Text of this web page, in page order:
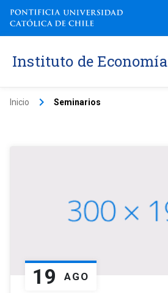
Instituto de Economía
Inicio keyboard_arrow_right Seminarios
19 AGO